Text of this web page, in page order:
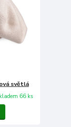
světlá
66 ks